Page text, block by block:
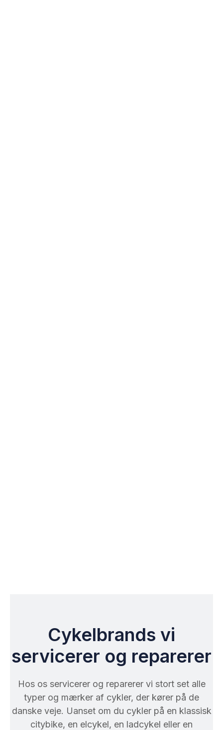
Cykelbrands vi
servicerer og reparerer
Hos os servicerer og reparerer vi stort set alle
typer og mærker af cykler, der kører på de
danske veje. Uanset om du cykler på en klassisk
citybike, en elcykel, en ladcykel eller en